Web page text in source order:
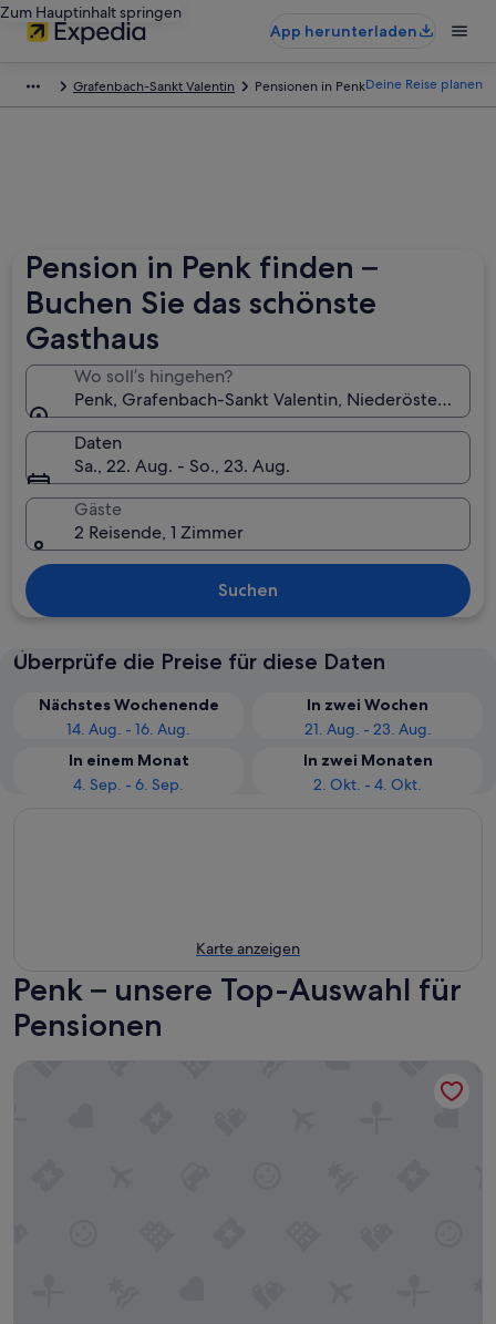
Zum Hauptinhalt springen
App herunterladen
Grafenbach-Sankt Valentin Pensionen in PenkDeine Reise planen
Pension in Penk finden –
Buchen Sie das schönste
Gasthaus
Wo soll’s hingehen?
Penk, Grafenbach-Sankt Valentin, Niederösterreich,
Daten
Sa., 22. Aug. - So., 23. Aug.
Gäste
2 Reisende, 1 Zimmer
Suchen
Überprüfe die Preise für diese Daten
Nächstes Wochenende
14. Aug. - 16. Aug.
In zwei Wochen
21. Aug. - 23. Aug.
In einem Monat
4. Sep. - 6. Sep.
In zwei Monaten
2. Okt. - 4. Okt.
Karte anzeigen
Penk – unsere Top-Auswahl für
Pensionen